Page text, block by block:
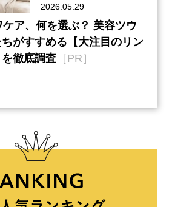
2026.05.29
ア、何を選ぶ？ 美容ツウ
がすすめる【大注目のリン
徹底調査 ［PR］